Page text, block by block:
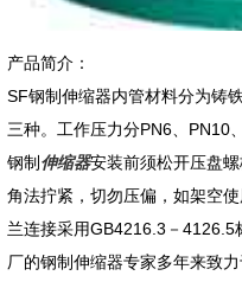
产品简介：
SF钢制伸缩器内管材料分为铸
三种。工作压力分PN6、PN10
钢制 伸缩器安装前须松开压盘
角法拧紧，切勿压偏，如架空
兰连接采用GB4216.3－
厂的钢制伸缩器专家多年来致